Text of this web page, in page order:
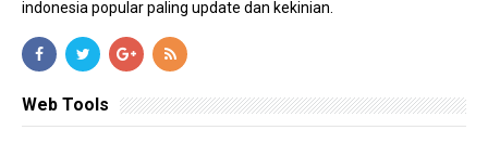
indonesia popular paling update dan kekinian.
Web Tools